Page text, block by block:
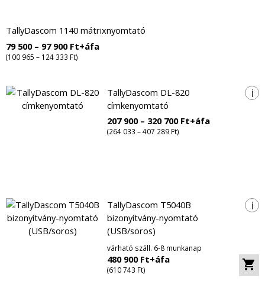
TallyDascom 1140 mátrixnyomtató
79 500 – 97 900 Ft+áfa
(100 965 – 124 333 Ft)
i
TallyDascom DL-820
címkenyomtató
207 900 – 320 700 Ft+áfa
(264 033 – 407 289 Ft)
i
TallyDascom T5040B
bizonyítvány-nyomtató
(USB/soros)
várható száll. 6-8 munkanap
480 900 Ft+áfa
(610 743 Ft)